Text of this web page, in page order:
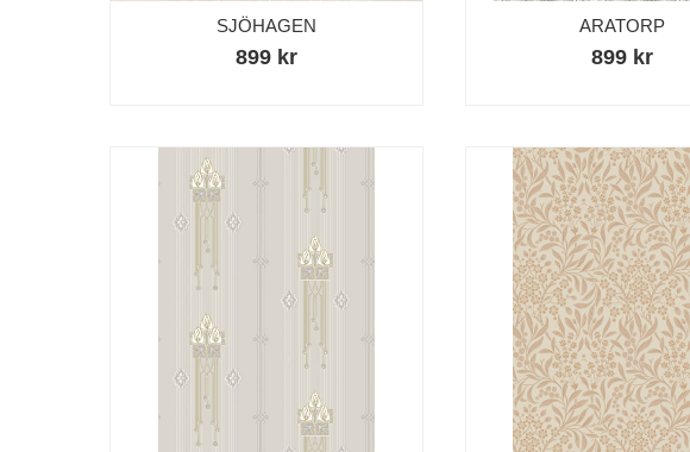
SJÖHAGEN
899 kr
ARATORP
899 kr